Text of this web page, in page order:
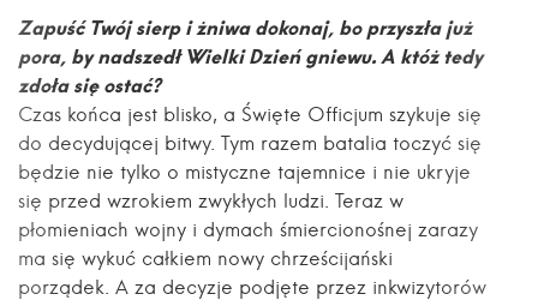
Zapuść Twój sierp i żniwa dokonaj, bo przyszła już
pora, by nadszedł Wielki Dzień gniewu. A któż tedy
zdoła się ostać?
Czas końca jest blisko, a Święte Officjum szykuje się
do decydującej bitwy. Tym razem batalia toczyć się
będzie nie tylko o mistyczne tajemnice i nie ukryje
się przed wzrokiem zwykłych ludzi. Teraz w
płomieniach wojny i dymach śmiercionośnej zarazy
ma się wykuć całkiem nowy chrześcijański
porządek. A za decyzje podjęte przez inkwizytorów